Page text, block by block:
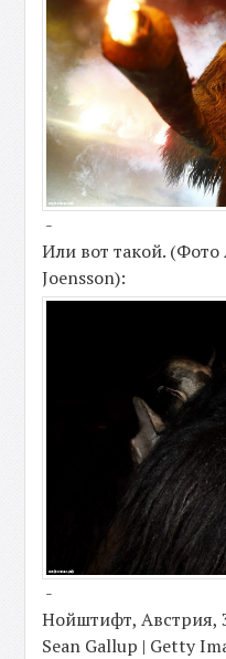
-
Или вот такой.
Joensson):
-
Нойштифт, Австрия,
Sean Gallup | Getty